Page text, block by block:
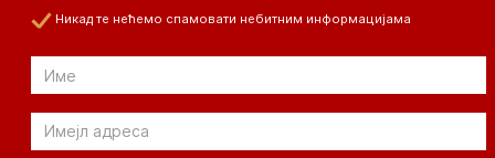
Никад те нећемо спамовати небитним информацијама
Email
Email